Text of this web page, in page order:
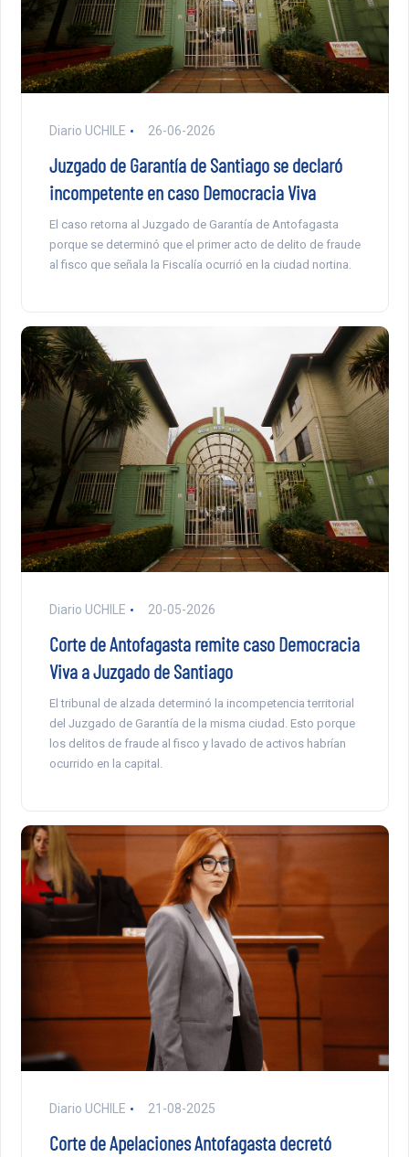
Diario UCHILE 26-06-2026
Juzgado de Garantía de Santiago se declaró
incompetente en caso Democracia Viva
El caso retorna al Juzgado de Garantía de Antofagasta
porque se determinó que el primer acto de delito de fraude
al fisco que señala la Fiscalía ocurrió en la ciudad nortina.
Diario UCHILE 20-05-2026
Corte de Antofagasta remite caso Democracia
Viva a Juzgado de Santiago
El tribunal de alzada determinó la incompetencia territorial
del Juzgado de Garantía de la misma ciudad. Esto porque
los delitos de fraude al fisco y lavado de activos habrían
ocurrido en la capital.
Diario UCHILE 21-08-2025
Corte de Apelaciones Antofagasta decretó